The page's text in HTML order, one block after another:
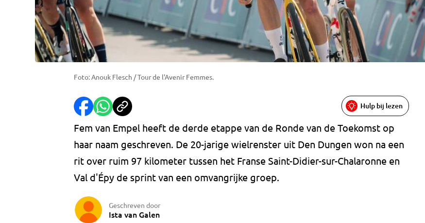
Foto: Anouk Flesch / Tour de l'Avenir Femmes.
Hulp bij lezen
Fem van Empel heeft de derde etappe van de Ronde van de Toekomst op
haar naam geschreven. De 20-jarige wielrenster uit Den Dungen won na een
rit over ruim 97 kilometer tussen het Franse Saint-Didier-sur-Chalaronne en
Val d'Épy de sprint van een omvangrijke groep.
Geschreven door
Ista van Galen